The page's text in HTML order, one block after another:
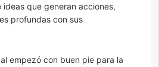
que generan acciones,
profundas con sus
empezó con buen pie para la